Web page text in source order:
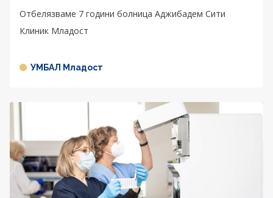
Отбелязваме 7 години болница Аджибадем Сити
Клиник Младост
УМБАЛ Младост